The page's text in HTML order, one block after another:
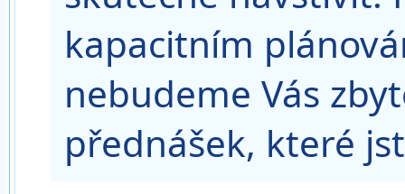
kapacitním
nebudeme Vás
přednášek, které